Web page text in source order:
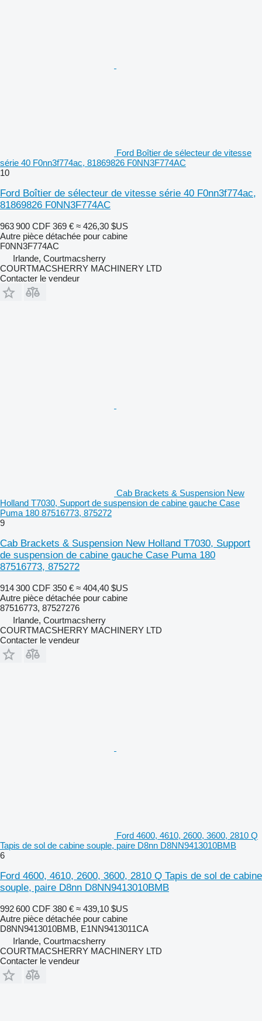
Ford Boîtier de sélecteur de vitesse
série 40 F0nn3f774ac, 81869826 F0NN3F774AC
10
Ford Boîtier de sélecteur de vitesse série 40 F0nn3f774ac,
81869826 F0NN3F774AC
963 900 CDF 369 € ≈ 426,30 $US
Autre pièce détachée pour cabine
F0NN3F774AC
Irlande, Courtmacsherry
COURTMACSHERRY MACHINERY LTD
Contacter le vendeur
Cab Brackets & Suspension New
Holland T7030, Support de suspension de cabine gauche Case
Puma 180 87516773, 875272
9
Cab Brackets & Suspension New Holland T7030, Support
de suspension de cabine gauche Case Puma 180
87516773, 875272
914 300 CDF 350 € ≈ 404,40 $US
Autre pièce détachée pour cabine
87516773, 87527276
Irlande, Courtmacsherry
COURTMACSHERRY MACHINERY LTD
Contacter le vendeur
Ford 4600, 4610, 2600, 3600, 2810 Q
Tapis de sol de cabine souple, paire D8nn D8NN9413010BMB
6
Ford 4600, 4610, 2600, 3600, 2810 Q Tapis de sol de cabine
souple, paire D8nn D8NN9413010BMB
992 600 CDF 380 € ≈ 439,10 $US
Autre pièce détachée pour cabine
D8NN9413010BMB, E1NN9413011CA
Irlande, Courtmacsherry
COURTMACSHERRY MACHINERY LTD
Contacter le vendeur